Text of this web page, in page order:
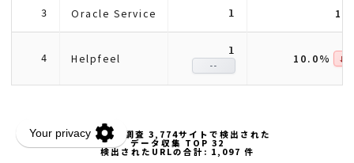
3 Oracle Service 1
4 Helpfeel
1
-- 10.0% ↓ -
上場企業調査 3,774サイトで検出された
データ収集 TOP 32
検出されたURLの合計: 1,097 件